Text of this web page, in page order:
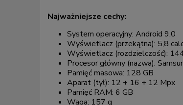
Najważniejsze cechy:
System operacyjny: Android 9.0
Wyświetlacz (przekątna): 5,8
Wyświetlacz (rozdzielczość):
Procesor główny (nazwa):
Pamięć masowa: 128 GB
Aparat (tył): 12 + 16 + 12 Mpx
Pamięć RAM: 6 GB
Waga: 157 g